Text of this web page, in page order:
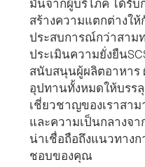
มั่นจากผู้บริโภค ได้รับ
สร้างความแตกต่างใ
ประสบการณ์กว่าสาม
ประเมินความยั่งยืน
สนับสนุนผู้ผลิตอาหาร
อุปทานทั้งหมดให้บรร
เชี่ยวชาญของเราสา
และความเป็นกลางจ
น่าเชื่อถือถึงแนวทาง
ชอบของคุณ